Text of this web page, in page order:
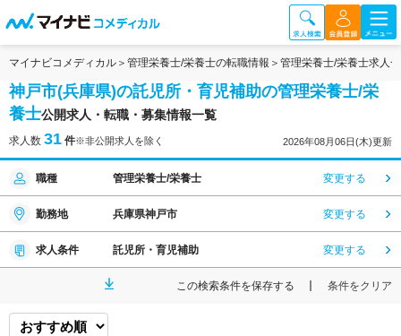
マイナビコメディカル 管理栄養士/栄養士の転職情報 管理栄養士/栄養士求人
神戸市(兵庫県)の託児所・育児補助の管理栄養士/栄
養士公開求人・転職・募集情報一覧
求人数 31 件※非公開求人を除く 2026年08月06日(木)更新
職種 管理栄養士/栄養士 変更する
勤務地 兵庫県神戸市 変更する
求人条件 託児所・育児補助 変更する
この検索条件を保存する 条件をクリア